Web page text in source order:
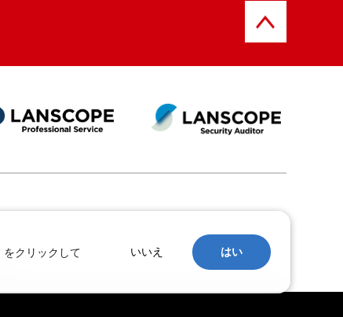
クリックして
いいえ はい